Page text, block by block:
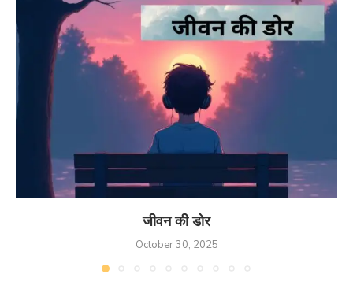
जीवन की डोर
October 30, 2025